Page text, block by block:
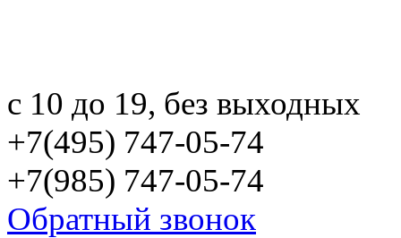
с 10 до 19, без выходных
+7(495) 747-05-74
+7(985) 747-05-74
Обратный звонок